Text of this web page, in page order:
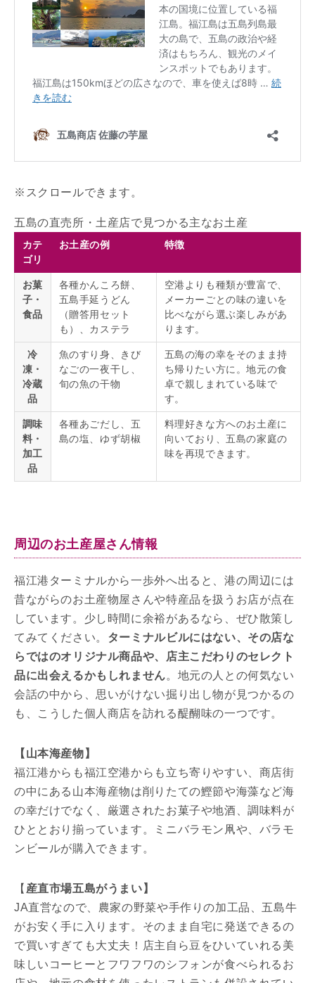
五島の直売所・土産店で見つかる主なお土産
カテ
ゴリ
お土産の例 特徴
お菓
子・
食品
各種かんころ餅、
五島手延うどん
（贈答用セット
も）、カステラ
空港よりも種類が豊富で、
メーカーごとの味の違いを
比べながら選ぶ楽しみがあ
ります。
冷
凍・
冷蔵
品
魚のすり身、きび
なごの一夜干し、
旬の魚の干物
五島の海の幸をそのまま持
ち帰りたい方に。地元の食
卓で親しまれている味で
す。
調味
料・
加工
品
各種あごだし、五
島の塩、ゆず胡椒
料理好きな方へのお土産に
向いており、五島の家庭の
味を再現できます。
周辺のお土産屋さん情報
福江港ターミナルから一歩外へ出ると、港の周辺には
昔ながらのお土産物屋さんや特産品を扱うお店が点在
しています。少し時間に余裕があるなら、ぜひ散策し
てみてください。 ターミナルビルにはない、その店な
らではのオリジナル商品や、店主こだわりのセレクト
品に出会えるかもしれません。地元の人との何気ない
会話の中から、思いがけない掘り出し物が見つかるの
も、こうした個人商店を訪れる醍醐味の一つです。
【山本海産物】
福江港からも福江空港からも立ち寄りやすい、商店街
の中にある山本海産物は削りたての鰹節や海藻など海
の幸だけでなく、厳選されたお菓子や地酒、調味料が
ひととおり揃っています。ミニバラモン凧や、バラモ
ンビールが購入できます。
【 産直市場五島がうまい】
JA直営なので、農家の野菜や手作りの加工品、五島牛
がお安く手に入ります。そのまま自宅に発送できるの
で買いすぎても大丈夫！店主自ら豆をひいていれる美
味しいコーヒーとフワフワのシフォンが食べられるお